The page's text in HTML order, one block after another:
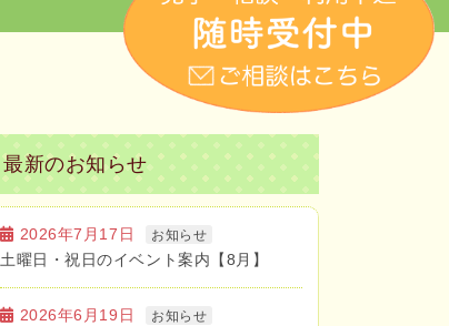
最新のお知らせ
2026年7月17日 お知らせ
土曜日・祝日のイベント案内【8月】
2026年6月19日 お知らせ